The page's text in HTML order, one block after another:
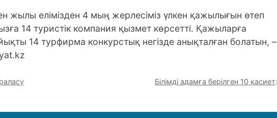
елімізден 4 мың жерлесіміз үлкен қажылығын өтеп
14 туристік компания қызмет көрсетті. Қажыларға
14 турфирма конкурстық негізде анықталған болатын, –
Білімді адамға берілген 10 қасиет